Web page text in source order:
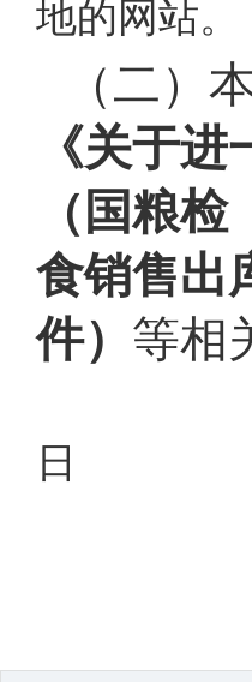
地的网站。
（二）
《关于
（国粮检
食销售出
件） 等相
地方
日